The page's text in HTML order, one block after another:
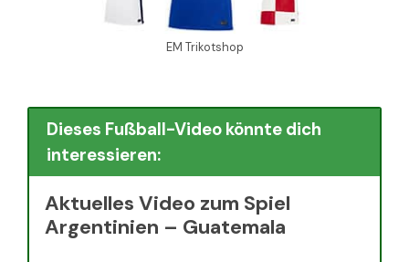
EM Trikotshop
Dieses Fußball-Video könnte dich
interessieren:
Aktuelles Video zum Spiel
Argentinien – Guatemala